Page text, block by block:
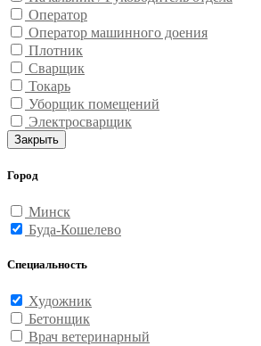
Оператор
Оператор машинного доения
Плотник
Сварщик
Токарь
Уборщик помещений
Электросварщик
Закрыть
Город
Минск
Буда-Кошелево
Специальность
Художник
Бетонщик
Врач ветеринарный